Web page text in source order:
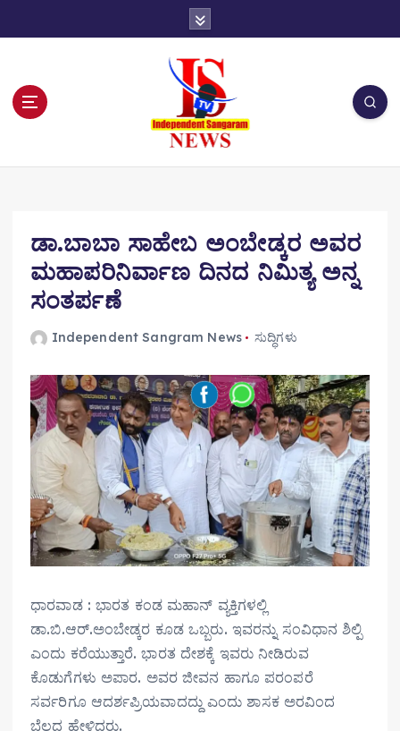
ಡಾ.ಬಾಬಾ ಸಾಹೇಬ ಅಂಬೇಡ್ಕರ ಅವರ
ಮಹಾಪರಿನಿರ್ವಾಣ ದಿನದ ನಿಮಿತ್ಯ ಅನ್ನ
ಸಂತರ್ಪಣೆ
Independent Sangram News ಸುದ್ಧಿಗಳು
ಧಾರವಾಡ : ಭಾರತ ಕಂಡ ಮಹಾನ್ ವ್ಯಕ್ತಿಗಳಲ್ಲಿ
ಡಾ.ಬಿ.ಆರ್.ಅಂಬೇಡ್ಕರ ಕೂಡ ಒಬ್ಬರು. ಇವರನ್ನು ಸಂವಿಧಾನ ಶಿಲ್ಪಿ
ಎಂದು ಕರೆಯುತ್ತಾರೆ. ಭಾರತ ದೇಶಕ್ಕೆ ಇವರು ನೀಡಿರುವ
ಕೊಡುಗೆಗಳು ಅಪಾರ. ಅವರ ಜೀವನ ಹಾಗೂ ಪರಂಪರೆ
ಸರ್ವರಿಗೂ ಆದರ್ಶಪ್ರಿಯವಾದದ್ದು ಎಂದು ಶಾಸಕ ಅರವಿಂದ
ಬೆಲ್ಲದ ಹೇಳಿದರು.